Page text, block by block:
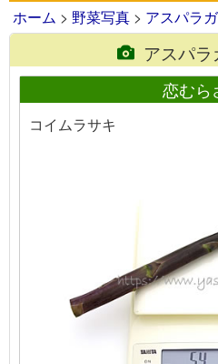
ホーム > 野菜写真 > アスパラ
アスパ
恋むら
コイムラサキ